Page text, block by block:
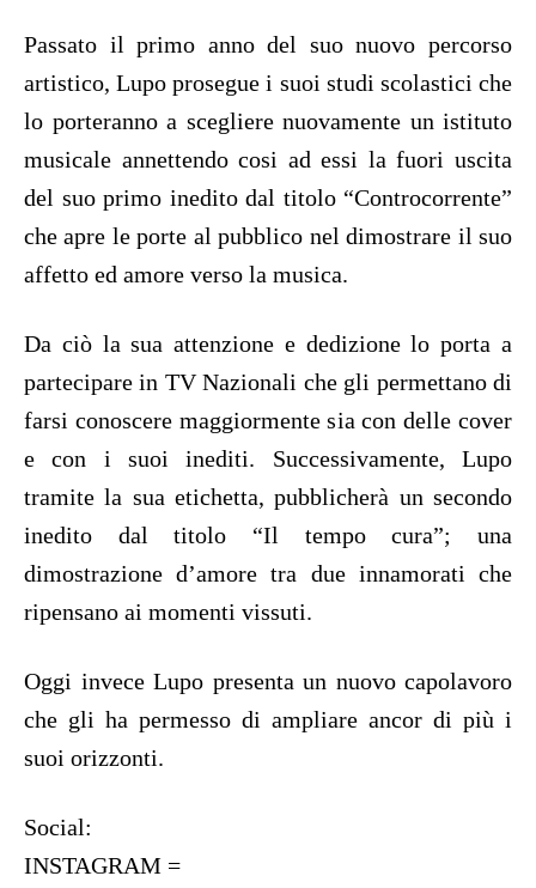
Passato il primo anno del suo nuovo percorso
artistico, Lupo prosegue i suoi studi scolastici che
lo porteranno a scegliere nuovamente un istituto
musicale annettendo cosi ad essi la fuori uscita
del suo primo inedito dal titolo “Controcorrente”
che apre le porte al pubblico nel dimostrare il suo
affetto ed amore verso la musica.
Da ciò la sua attenzione e dedizione lo porta a
partecipare in TV Nazionali che gli permettano di
farsi conoscere maggiormente sia con delle cover
e con i suoi inediti. Successivamente, Lupo
tramite la sua etichetta, pubblicherà un secondo
inedito dal titolo “Il tempo cura”; una
dimostrazione d’amore tra due innamorati che
ripensano ai momenti vissuti.
Oggi invece Lupo presenta un nuovo capolavoro
che gli ha permesso di ampliare ancor di più i
suoi orizzonti.
Social:
INSTAGRAM =